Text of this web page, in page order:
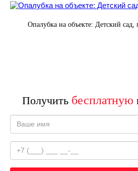
Опалубка на объекте: Детский сад,
Получить бесплатную